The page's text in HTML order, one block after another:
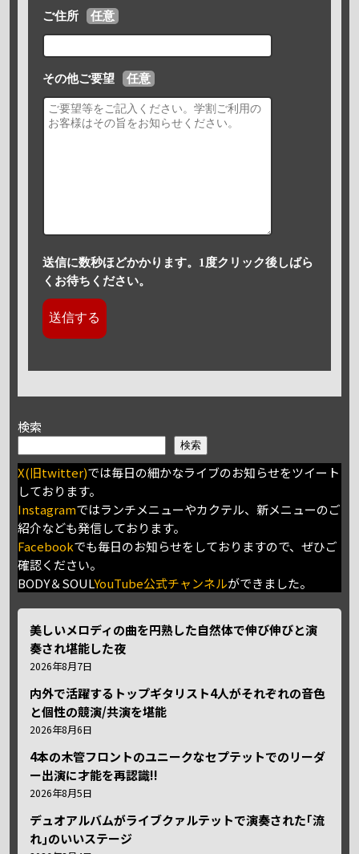
ご住所 任意
その他ご要望 任意
送信に数秒ほどかかります。1度クリック後しばら
くお待ちください。
検索
検索
X(旧twitter)では毎日の細かなライブのお知らせをツイート
しております。
Instagramではランチメニューやカクテル、新メニューのご
紹介なども発信しております。
Facebookでも毎日のお知らせをしておりますので、ぜひご
確認ください。
BODY＆SOULYouTube公式チャンネルができました。
美しいメロディの曲を円熟した自然体で伸び伸びと演
奏され堪能した夜
2026年8月7日
内外で活躍するトップギタリスト4人がそれぞれの音色
と個性の競演/共演を堪能
2026年8月6日
4本の木管フロントのユニークなセプテットでのリーダ
ー出演に才能を再認識!!
2026年8月5日
デュオアルバムがライブクァルテットで演奏された｢流
れ｣のいいステージ